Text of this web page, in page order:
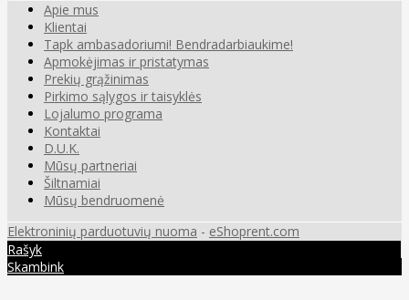
Apie mus
Klientai
Tapk ambasadoriumi! Bendradarbiaukime!
Apmokėjimas ir pristatymas
Prekių grąžinimas
Pirkimo sąlygos ir taisyklės
Lojalumo programa
Kontaktai
D.U.K.
Mūsų partneriai
Šiltnamiai
Mūsų bendruomenė
Elektroninių parduotuvių nuoma - eShoprent.com
Rašyk
Skambink